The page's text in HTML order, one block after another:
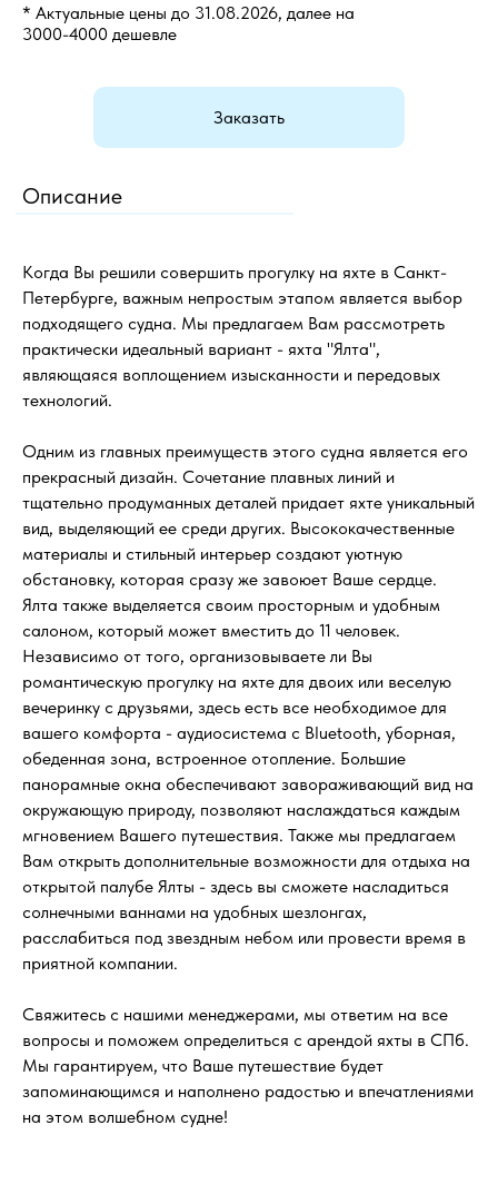
Описание
* Актуальные цены до 31.08.2026, далее на
3000-4000 дешевле
Заказать
Когда Вы решили совершить прогулку на яхте в Санкт-
Петербурге, важным непростым этапом является выбор
подходящего судна. Мы предлагаем Вам рассмотреть
практически идеальный вариант - яхта "Ялта",
являющаяся воплощением изысканности и передовых
технологий.
Одним из главных преимуществ этого судна является его
прекрасный дизайн. Сочетание плавных линий и
тщательно продуманных деталей придает яхте уникальный
вид, выделяющий ее среди других. Высококачественные
материалы и стильный интерьер создают уютную
обстановку, которая сразу же завоюет Ваше сердце.
Ялта также выделяется своим просторным и удобным
салоном, который может вместить до 11 человек.
Независимо от того, организовываете ли Вы
романтическую прогулку на яхте для двоих или веселую
вечеринку с друзьями, здесь есть все необходимое для
вашего комфорта - аудиосистема с Bluetooth, уборная,
обеденная зона, встроенное отопление. Большие
панорамные окна обеспечивают завораживающий вид на
окружающую природу, позволяют наслаждаться каждым
мгновением Вашего путешествия. Также мы предлагаем
Вам открыть дополнительные возможности для отдыха на
открытой палубе Ялты - здесь вы сможете насладиться
солнечными ваннами на удобных шезлонгах,
расслабиться под звездным небом или провести время в
приятной компании.
Свяжитесь с нашими менеджерами, мы ответим на все
вопросы и поможем определиться с арендой яхты в СПб.
Мы гарантируем, что Ваше путешествие будет
запоминающимся и наполнено радостью и впечатлениями
на этом волшебном судне!